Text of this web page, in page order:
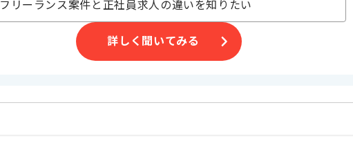
フリーランス案件と正社員求人の違いを知りたい
詳しく聞いてみる